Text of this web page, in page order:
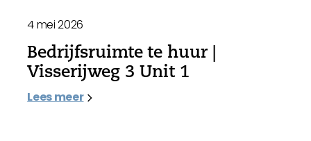
4 mei 2026
Bedrijfsruimte te huur |
Visserijweg 3 Unit 1
Lees meer